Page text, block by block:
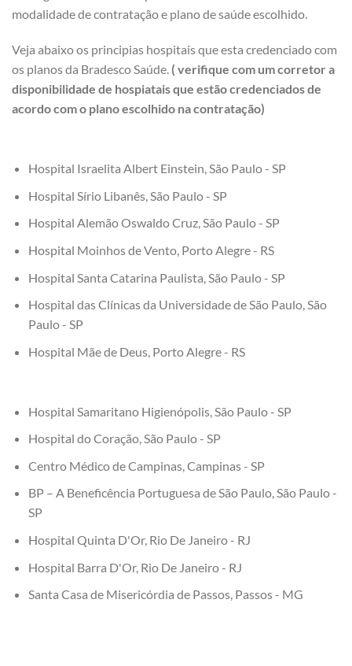
modalidade de contratação e plano de saúde escolhido.
Veja abaixo os principias hospitais que esta credenciado com
os planos da Bradesco Saúde. ( verifique com um corretor a
disponibilidade de hospiatais que estão credenciados de
acordo com o plano escolhido na contratação)
Hospital Israelita Albert Einstein, São Paulo - SP
Hospital Sírio Libanês, São Paulo - SP
Hospital Alemão Oswaldo Cruz, São Paulo - SP
Hospital Moinhos de Vento, Porto Alegre - RS
Hospital Santa Catarina Paulista, São Paulo - SP
Hospital das Clínicas da Universidade de São Paulo, São
Paulo - SP
Hospital Mãe de Deus, Porto Alegre - RS
Hospital Samaritano Higienópolis, São Paulo - SP
Hospital do Coração, São Paulo - SP
Centro Médico de Campinas, Campinas - SP
BP – A Beneficência Portuguesa de São Paulo, São Paulo -
SP
Hospital Quinta D'Or, Rio De Janeiro - RJ
Hospital Barra D'Or, Rio De Janeiro - RJ
Santa Casa de Misericórdia de Passos, Passos - MG